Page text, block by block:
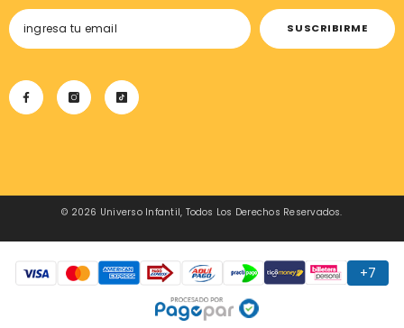
SUSCRIBIRME
© 2026 Universo Infantil, Todos Los Derechos Reservados.